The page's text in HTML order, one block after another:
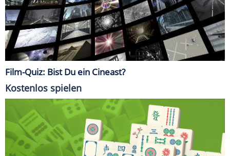
Film-Quiz: Bist Du ein Cineast?
Kostenlos spielen